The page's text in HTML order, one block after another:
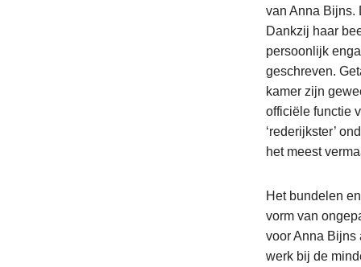
van Anna Bijns.
Dankzij haar
persoonlijk
geschreven.
kamer zijn
officiële functie
‘rederijkster’
het meest
Het bundelen
vorm van
voor Anna Bijns
werk bij de